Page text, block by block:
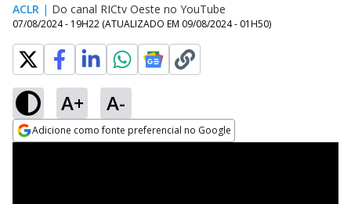
ACLR | Do canal RICtv Oeste no YouTube
07/08/2024 - 19H22 (ATUALIZADO EM 09/08/2024 - 01H50)
A+ A-
Adicione como fonte preferencial no Google